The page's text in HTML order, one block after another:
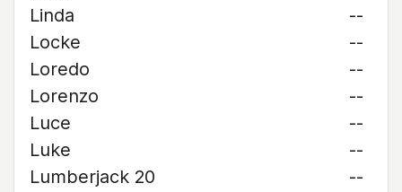
Linda
--
Locke
--
Loredo
--
Lorenzo
--
Luce
--
Luke
--
Lumberjack 20
--